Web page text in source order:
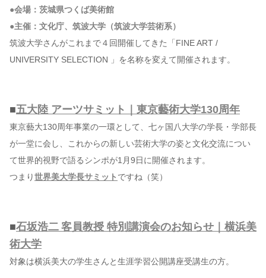
●会場：茨城県つくば美術館
●主催：文化庁、筑波大学（筑波大学芸術系）
筑波大学さんがこれまで４回開催してきた「FINE ART /
UNIVERSITY SELECTION 」を名称を変えて開催されます。
■五大陸 アーツサミット｜東京藝術大学130周年
東京藝大130周年事業の一環として、七ヶ国八大学の学長・学部長
が一堂に会し、これからの新しい芸術大学の姿と文化交流につい
て世界的視野で語るシンポが1月9日に開催されます。
つまり世界美大学長サミット ですね（笑）
■石坂浩二 客員教授 特別講演会のお知らせ｜横浜美
術大学
対象は横浜美大の学生さんと生涯学習公開講座受講生の方。